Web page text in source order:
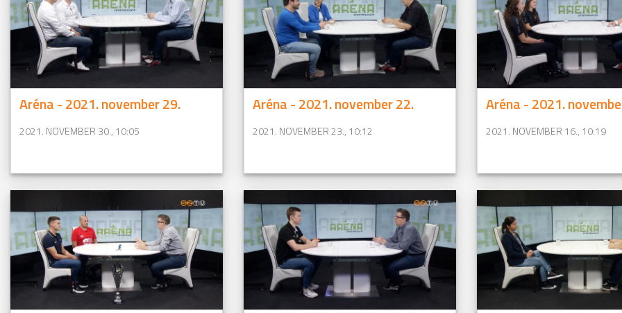
Aréna - 2021. november 29.
2021. NOVEMBER 30., 10:05
Aréna - 2021. november 22.
2021. NOVEMBER 23., 10:12
Aréna - 2021.
2021. NOVEMBER 16., 10:19